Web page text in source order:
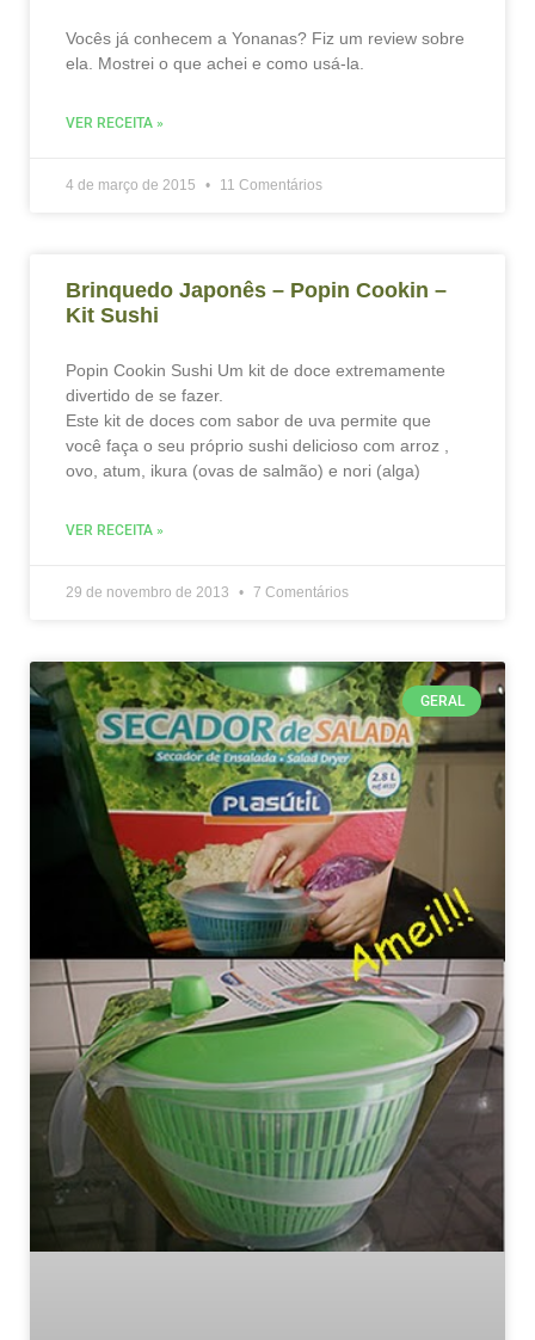
Vocês já conhecem a Yonanas? Fiz um review sobre
ela. Mostrei o que achei e como usá-la.
VER RECEITA »
4 de março de 2015 11 Comentários
Brinquedo Japonês – Popin Cookin –
Kit Sushi
Popin Cookin Sushi Um kit de doce extremamente
divertido de se fazer.
Este kit de doces com sabor de uva permite que
você faça o seu próprio sushi delicioso com arroz ,
ovo, atum, ikura (ovas de salmão) e nori (alga)
VER RECEITA »
29 de novembro de 2013 7 Comentários
GERAL